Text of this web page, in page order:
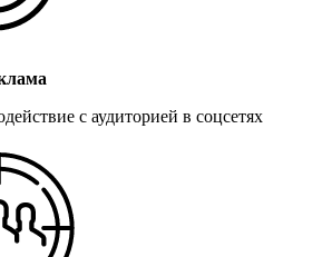
с аудиторией в соцсетях